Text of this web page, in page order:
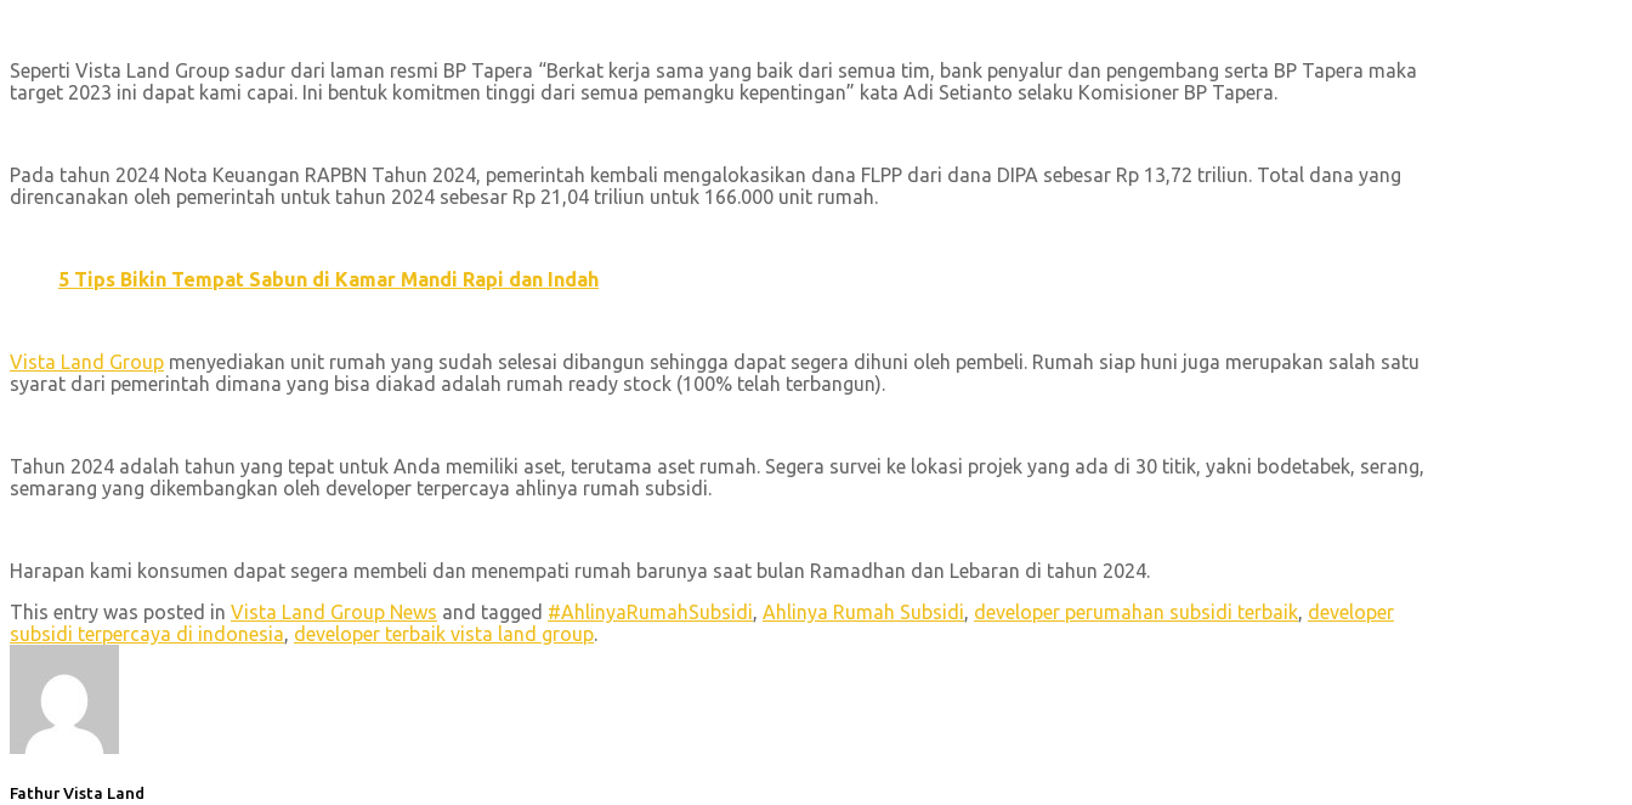
Seperti Vista Land Group sadur dari laman resmi BP Tapera “Berkat kerja sama yang baik dari semua tim, bank penyalur dan pengembang serta BP Tapera maka
target 2023 ini dapat kami capai. Ini bentuk komitmen tinggi dari semua pemangku kepentingan” kata Adi Setianto selaku Komisioner BP Tapera.
Pada tahun 2024 Nota Keuangan RAPBN Tahun 2024, pemerintah kembali mengalokasikan dana FLPP dari dana DIPA sebesar Rp 13,72 triliun. Total dana yang
direncanakan oleh pemerintah untuk tahun 2024 sebesar Rp 21,04 triliun untuk 166.000 unit rumah.
5 Tips Bikin Tempat Sabun di Kamar Mandi Rapi dan Indah
Vista Land Group menyediakan unit rumah yang sudah selesai dibangun sehingga dapat segera dihuni oleh pembeli. Rumah siap huni juga merupakan salah satu
syarat dari pemerintah dimana yang bisa diakad adalah rumah ready stock (100% telah terbangun).
Tahun 2024 adalah tahun yang tepat untuk Anda memiliki aset, terutama aset rumah. Segera survei ke lokasi projek yang ada di 30 titik, yakni bodetabek, serang,
semarang yang dikembangkan oleh developer terpercaya ahlinya rumah subsidi.
Harapan kami konsumen dapat segera membeli dan menempati rumah barunya saat bulan Ramadhan dan Lebaran di tahun 2024.
This entry was posted in Vista Land Group News and tagged #AhlinyaRumahSubsidi, Ahlinya Rumah Subsidi, developer perumahan subsidi terbaik, developer
subsidi terpercaya di indonesia, developer terbaik vista land group.
Fathur Vista Land